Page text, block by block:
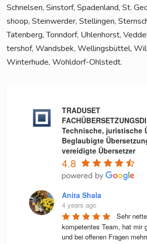
Schnel­sen, Sinstorf, Spa­den­land, St.
shoop, Stein­wer­der, Stel­lin­gen,
Taten­berg, Tonn­dorf, Uhlen­horst,
ters­hof, Wands­bek, Wel­lings­büt­tel,
Win­ter­hu­de, Wohldorf-Ohlstedt.
TRADUSET
Technische, juristische
Beglaubigte
vereidigte Übersetzer
4.8
Anita Shala
4 years ago
Sehr
kompetentes Team, hat mir
und bei offenen Fragen